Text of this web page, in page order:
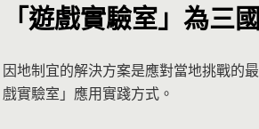
「遊戲實驗室」為三
因地制宜的解決方案是應對當地挑戰的
戲實驗室」應用實踐方式。